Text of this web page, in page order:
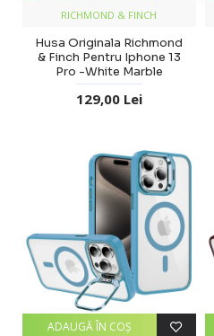
RICHMOND & FINCH
Husa Originala Richmond
& Finch Pentru Iphone 13
Pro -White Marble
129,00 Lei
ADAUGĂ ÎN COŞ